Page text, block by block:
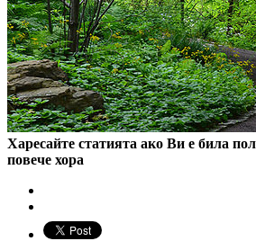
Харесайте статията ако Ви е била
повече хора